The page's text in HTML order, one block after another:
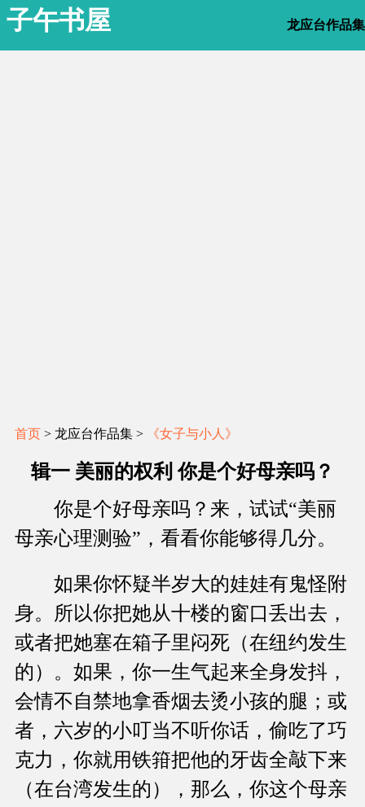
子午书屋 龙应台作品集
首页 > 龙应台作品集 > 《女子与小人》
辑一 美丽的权利 你是个好母亲吗？
你是个好母亲吗？来，试试“美丽
母亲心理测验”，看看你能够得几分。
如果你怀疑半岁大的娃娃有鬼怪附
身。所以你把她从十楼的窗口丢出去，
或者把她塞在箱子里闷死（在纽约发生
的）。如果，你一生气起来全身发抖，
会情不自禁地拿香烟去烫小孩的腿；或
者，六岁的小叮当不听你话，偷吃了巧
克力，你就用铁箝把他的牙齿全敲下来
（在台湾发生的），那么，你这个母亲